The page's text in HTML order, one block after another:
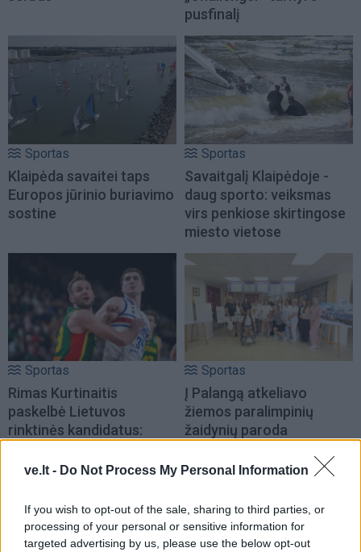
ve.lt - Do Not Process My Personal Information
If you wish to opt-out of the sale, sharing to third parties, or
processing of your personal or sensitive information for
targeted advertising by us, please use the below opt-out
pusfinalį
Sportas
Klaipėda savaitei taps
Europos jūrinio buriavimo
sostine
Sportas
Savaitgalį Klaipėdoje -
daug sporto: veiksmas
virs penkiose skirtingose
miesto vietose
Sportas
Rimas Kurtinaitis
paskelbė Lietuvos
rinktinės kandidatus:
(3)
Sportas
Į Palangą atkeliavo
žiemos paralimpinių
žaidynių paroda